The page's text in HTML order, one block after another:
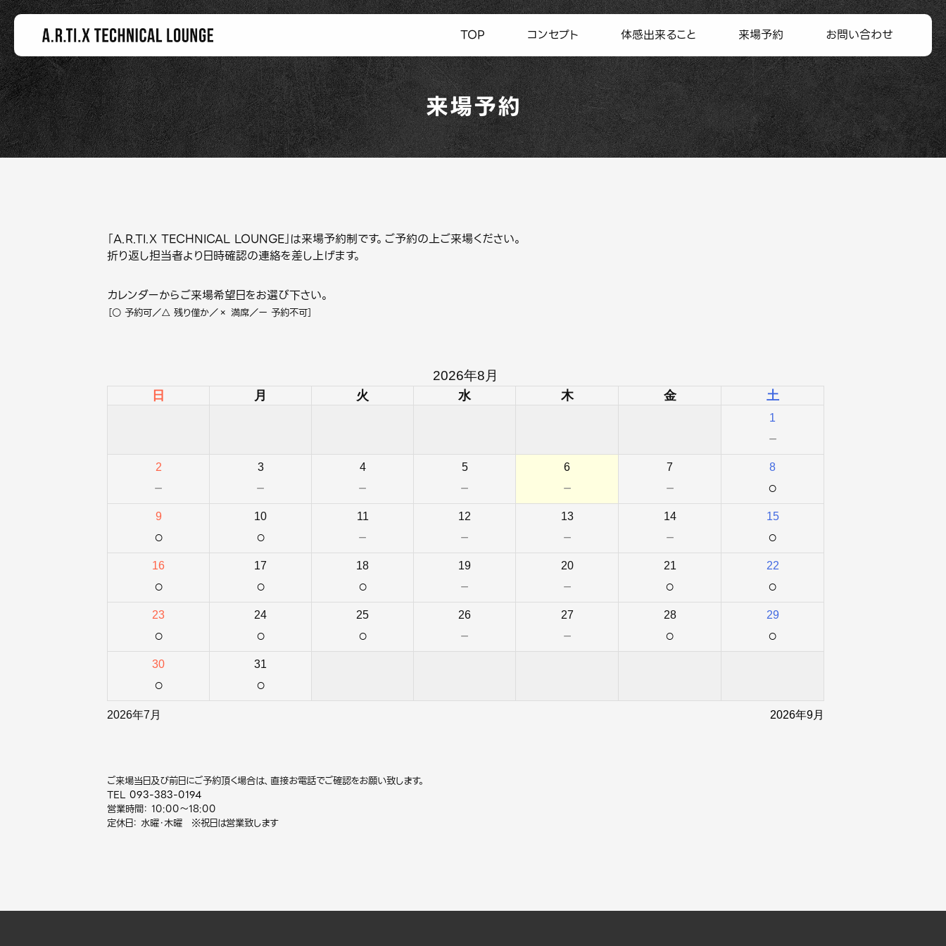
TOP コンセプト 体感出来ること 来場予約 お問い合わせ
来場予約
「A.R.TI.X TECHNICAL LOUNGE」は来場予約制です。ご予約の上ご来場ください。
折り返し担当者より日時確認の連絡を差し上げます。
カレンダーからご来場希望日をお選び下さい。
［○ 予約可／△ 残り僅か／× 満席／ー 予約不可］
2026年8月
日 月 火 水 木 金 土
1
－
2
－
3
－
4
－
5
－
6
－
7
－
8
○
9
○
10
○
11
－
12
－
13
－
14
－
15
○
16
○
17
○
18
○
19
－
20
－
21
○
22
○
23
○
24
○
25
○
26
－
27
－
28
○
29
○
30
○
31
○
2026年7月 2026年9月
ご来場当日及び前日にご予約頂く場合は、直接お電話でご確認をお願い致します。
TEL 093-383-0194
営業時間： 10:00～18:00
定休日： 水曜・木曜 ※祝日は営業致します